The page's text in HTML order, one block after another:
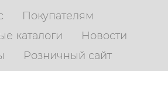
Покупателям
каталоги
Новости
Розничный сайт